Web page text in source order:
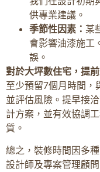
供專業建議。
季節性因素： 某
會影響油漆施工
誤。
對於大坪數住宅，提
至少預留7個月時間，
並評估風險。提早接
計方案，並有效協調
質。
總之，裝修時間因多
設計師及專案管理顧